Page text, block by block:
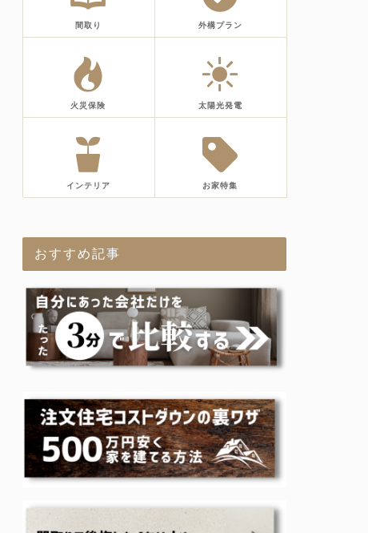
間取り 外構プラン
火災保険 太陽光発電
インテリア お家特集
おすすめ記事